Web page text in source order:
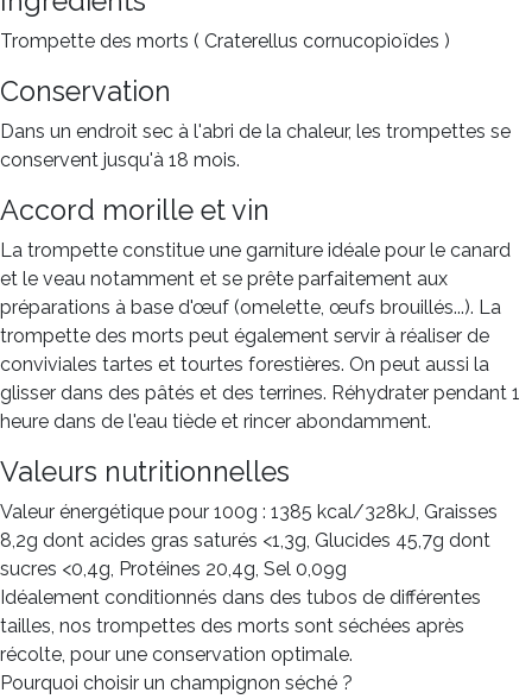
Trompette des morts ( Craterellus cornucopioïdes )
Conservation
Dans un endroit sec à l'abri de la chaleur, les trompettes se
conservent jusqu'à 18 mois.
Accord morille et vin
La trompette constitue une garniture idéale pour le canard
et le veau notamment et se prête parfaitement aux
préparations à base d'œuf (omelette, œufs brouillés...). La
trompette des morts peut également servir à réaliser de
conviviales tartes et tourtes forestières. On peut aussi la
glisser dans des pâtés et des terrines. Réhydrater pendant 1
heure dans de l'eau tiède et rincer abondamment.
Valeurs nutritionnelles
Valeur énergétique pour 100g : 1385 kcal/328kJ, Graisses
8,2g dont acides gras saturés <1,3g, Glucides 45,7g dont
sucres <0,4g, Protéines 20,4g, Sel 0,09g
Idéalement conditionnés dans des tubos de différentes
tailles, nos trompettes des morts sont séchées après
récolte, pour une conservation optimale.
Pourquoi choisir un champignon séché ?